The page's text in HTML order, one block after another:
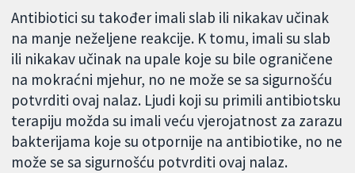
Antibiotici su također imali slab ili nikakav učinak
na manje neželjene reakcije. K tomu, imali su slab
ili nikakav učinak na upale koje su bile ograničene
na mokraćni mjehur, no ne može se sa sigurnošću
potvrditi ovaj nalaz. Ljudi koji su primili antibiotsku
terapiju možda su imali veću vjerojatnost za zarazu
bakterijama koje su otpornije na antibiotike, no ne
može se sa sigurnošću potvrditi ovaj nalaz.